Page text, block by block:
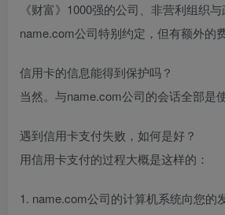
《财富》1000强的公司、非营利组织
name.com公司特别约定，但有额外的
信用卡的信息能得到保护吗？
当然。与name.com公司的会话全部是
遇到信用卡支付失败，如何是好？
用信用卡支付的过程大概是这样的：
1. name.com公司的计算机系统向您的